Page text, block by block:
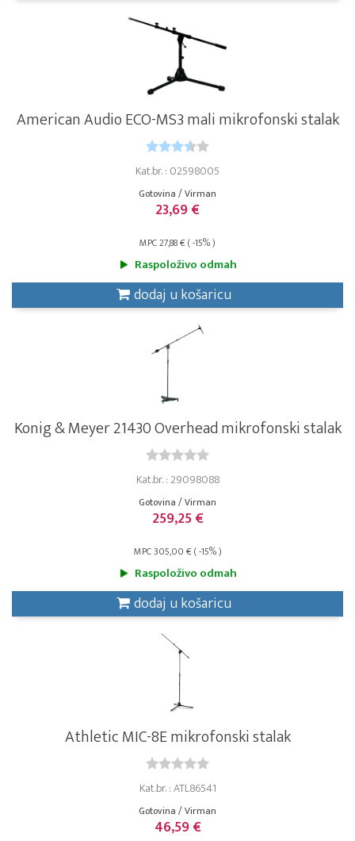
American Audio ECO-MS3 mali mikrofonski stalak
Kat.br. : 02598005
Gotovina / Virman
23,69 €
MPC 27,88 € ( -15% )
Raspoloživo odmah
dodaj u košaricu
Konig & Meyer 21430 Overhead mikrofonski stalak
Kat.br. : 29098088
Gotovina / Virman
259,25 €
MPC 305,00 € ( -15% )
Raspoloživo odmah
dodaj u košaricu
Athletic MIC-8E mikrofonski stalak
Kat.br. : ATL86541
Gotovina / Virman
46,59 €